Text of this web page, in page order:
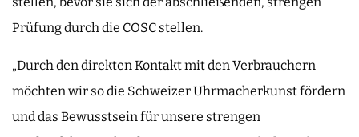
Prüfung durch die COSC stellen.
„Durch den direkten Kontakt mit den Verbrauchern
möchten wir so die Schweizer Uhrmacherkunst fördern
und das Bewusstsein für unsere strengen